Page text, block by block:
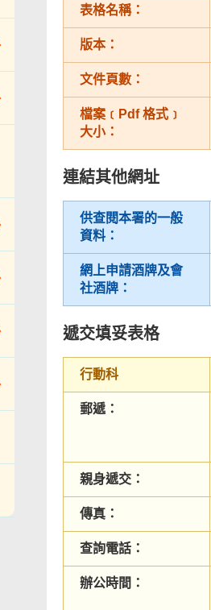
表格名稱：
版本：
文件頁數：
檔案﹝Pdf 格式﹞
大小：
連結其他網址
供查閱本署的一般
資料：
網上申請酒牌及會
社酒牌：
遞交填妥表格
行動科
郵遞：
親身遞交：
傳真：
查詢電話：
辦公時間：